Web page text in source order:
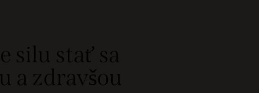
silu stať sa
a zdravšou